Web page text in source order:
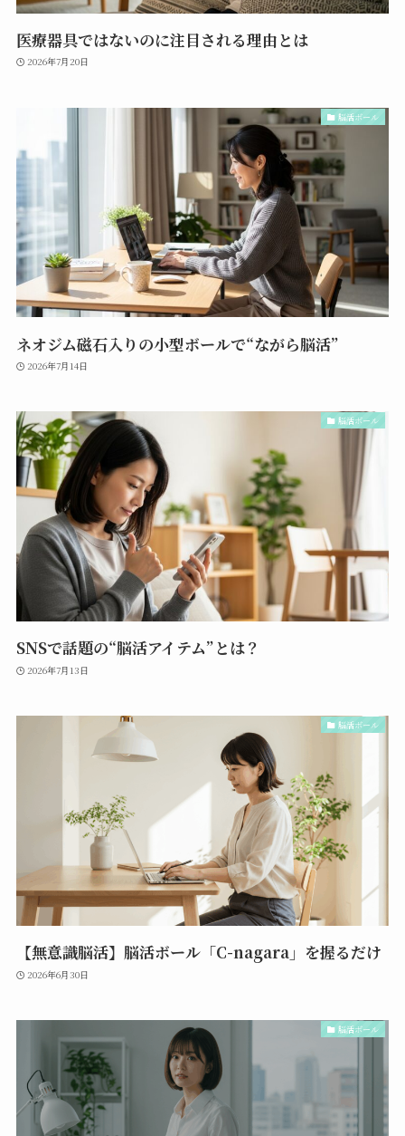
医療器具ではないのに注目される理由とは
2026年7月20日
脳活ボール
ネオジム磁石入りの小型ボールで“ながら脳活”
2026年7月14日
脳活ボール
SNSで話題の“脳活アイテム”とは？
2026年7月13日
脳活ボール
【無意識脳活】脳活ボール「C-nagara」を握るだけ
2026年6月30日
脳活ボール